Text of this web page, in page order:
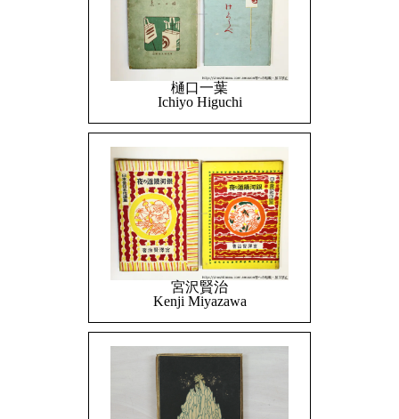
樋口一葉
Ichiyo Higuchi
宮沢賢治
Kenji Miyazawa